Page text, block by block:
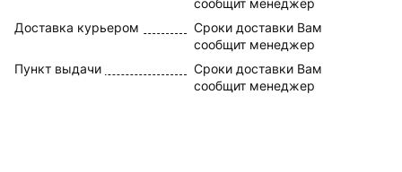
сообщит менеджер
Доставка курьером
Сроки доставки Вам
сообщит менеджер
Пункт выдачи
Сроки доставки Вам
сообщит менеджер